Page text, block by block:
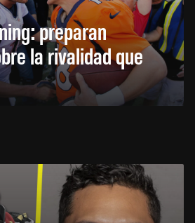
preparan
la rivalidad que